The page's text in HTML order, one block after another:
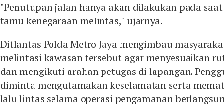
"Penutupan jalan hanya akan dilakukan pada
tamu kenegaraan melintas," ujarnya.
Ditlantas Polda Metro Jaya mengimbau
melintasi kawasan tersebut agar menyesuaikan
dan mengikuti arahan petugas di lapangan.
diminta mengutamakan keselamatan serta
lalu lintas selama operasi pengamanan